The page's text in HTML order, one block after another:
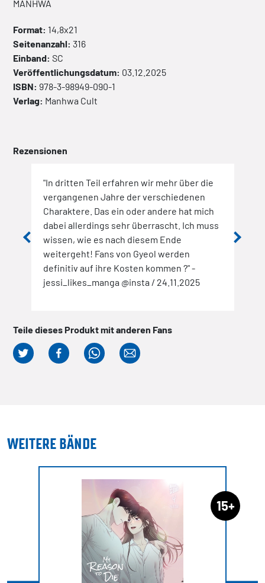
MANHWA
Format: 14,8x21
Seitenanzahl: 316
Einband: SC
Veröffentlichungsdatum: 03.12.2025
ISBN: 978-3-98949-090-1
Verlag: Manhwa Cult
Rezensionen
"In dritten Teil erfahren wir mehr über die
vergangenen Jahre der verschiedenen
Charaktere. Das ein oder andere hat mich
dabei allerdings sehr überrascht. Ich muss
wissen, wie es nach diesem Ende
weitergeht! Fans von Gyeol werden
definitiv auf ihre Kosten kommen ?" -
jessi_likes_manga @insta / 24.11.2025
Teile dieses Produkt mit anderen Fans
WEITERE BÄNDE
15+